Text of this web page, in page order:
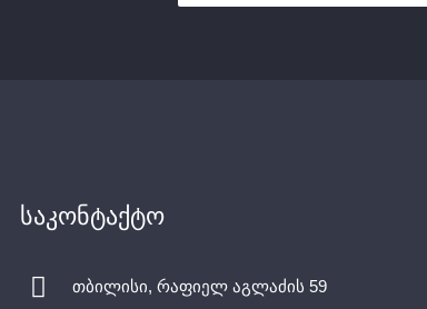
საკონტაქტო
თბილისი, რაფიელ აგლაძის 59